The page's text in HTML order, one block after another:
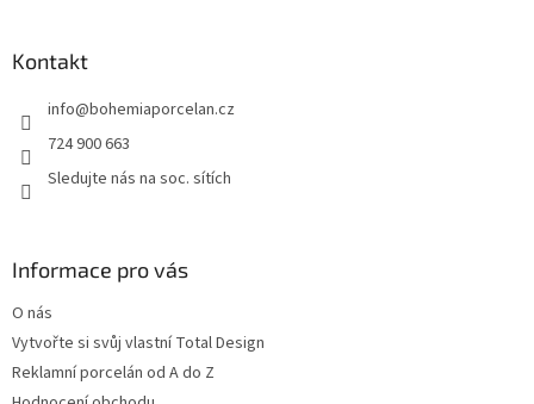
Kontakt
info@bohemiaporcelan.cz
724 900 663
Sledujte nás na soc. sítích
Informace pro vás
O nás
Vytvořte si svůj vlastní Total Design
Reklamní porcelán od A do Z